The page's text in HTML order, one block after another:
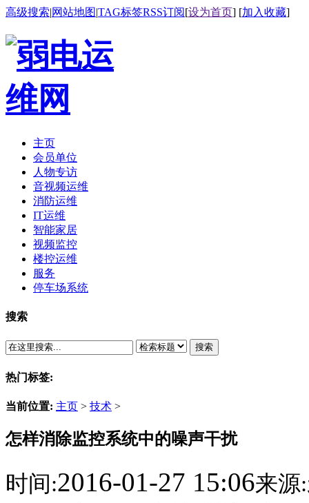
高级搜索|网站地图|TAG标签RSS订阅[设为首页] [加入收藏]
主页
会员单位
人物专访
音视频运维
消防运维
IT运维
智能家居
视频监控
楼控运维
服务
停车场系统
搜索
搜索
热门标签:
当前位置: 主页 > 技术 >
怎样消除监控系统中的噪声干扰
时间:2016-01-27 15:06来源: